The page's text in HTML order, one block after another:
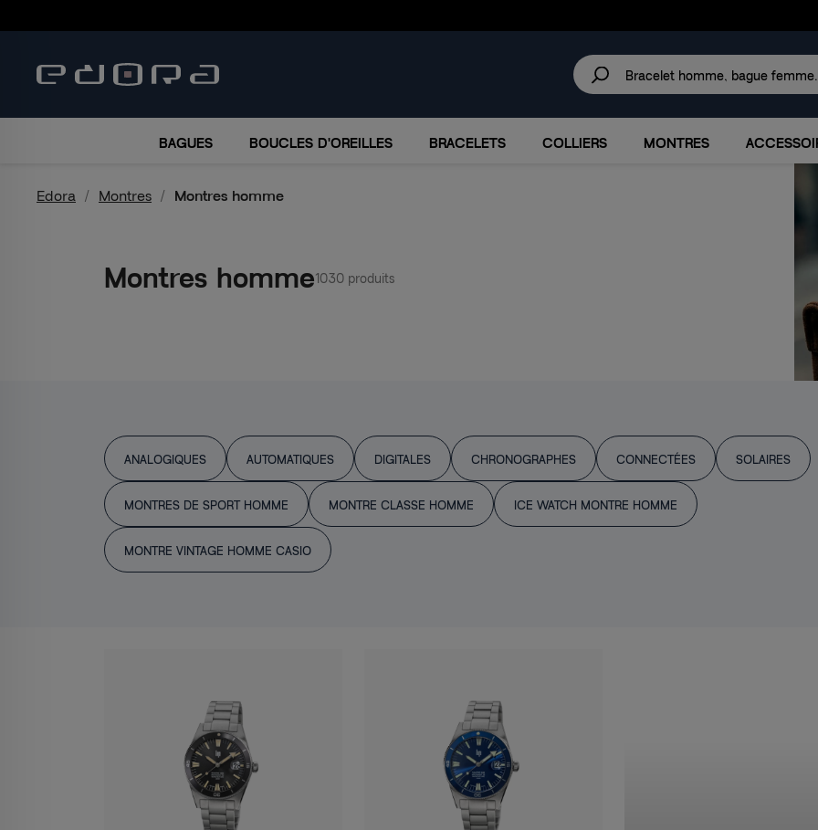
BRACELETS COLLIERS PROMOTIONS
BAGUES BOUCLES D'OREILLES BRACELETS COLLIERS MONTRES
Edora Montres Montres homme
Montres homme1030 produits
ANALOGIQUES AUTOMATIQUES DIGITALES CHRONOGRAPHES CONNECTÉES SOLAIRES
MONTRES DE SPORT HOMME MONTRE CLASSE HOMME ICE WATCH MONTRE HOMME
MONTRE VINTAGE HOMME CASIO